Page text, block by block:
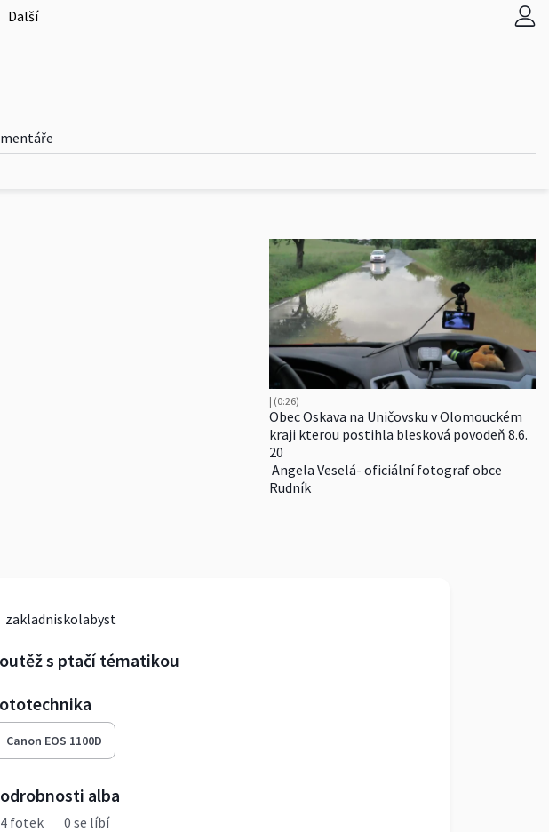
Další
| (0:26)
Obec Oskava na Uničovsku v Olomouckém
kraji kterou postihla blesková povodeň 8.6.
20
Angela Veselá- oficiální fotograf obce
Rudník
zakladniskolabyst
s ptačí tématikou
Canon EOS 1100D
alba
fotek 0 se líbí